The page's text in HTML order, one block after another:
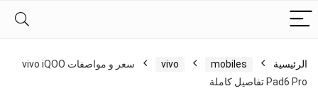
الرئيسية mobiles
vivo
سعر و مواصفات vivo iQOO
Pad6 Pro تفاصيل كاملة